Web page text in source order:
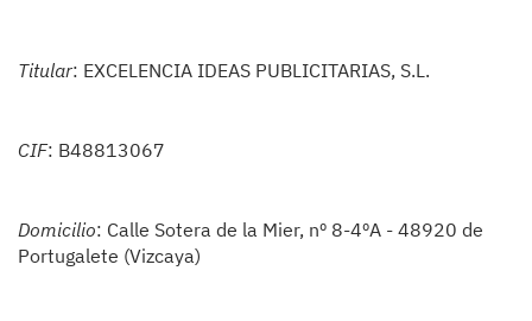
Titular: EXCELENCIA IDEAS PUBLICITARIAS, S.L.
CIF: B48813067
Domicilio: Calle Sotera de la Mier, nº 8-4ºA - 48920 de
Portugalete (Vizcaya)